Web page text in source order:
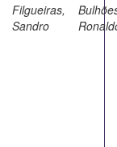
Filgueiras,
Sandro